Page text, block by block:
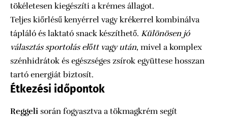
tökéletesen kiegészíti a krémes állagot.
Teljes kiőrlésű kenyérrel vagy krékerrel kombinálva
tápláló és laktató snack készíthető. Különösen jó
választás sportolás előtt vagy után, mivel a komplex
szénhidrátok és egészséges zsírok együttese hosszan
tartó energiát biztosít.
Étkezési időpontok
Reggeli során fogyasztva a tökmagkrém segít